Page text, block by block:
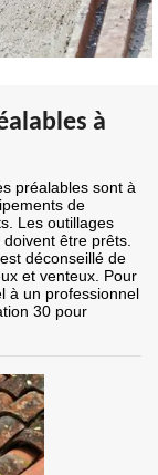
à
préalables sont à
de
Les outillages
être prêts.
déconseillé de
et venteux. Pour
à un professionnel
30 pour